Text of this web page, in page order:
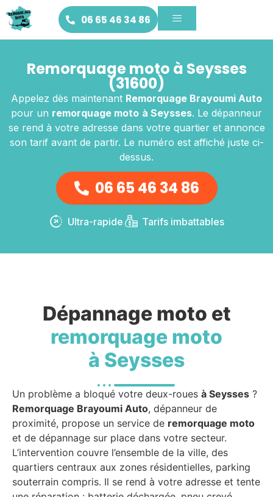
06 65 46 34 86
Remorquage moto à Seysses
(31600)
Appelez dès maintenant Remorquage Brayoumi Auto
pour un remorquage moto à Seysses. Le dépanneur
se rend à votre adresse dans votre quartier et annonce
son tarif avant de partir. Le numéro est affiché juste ci-
dessus.
06 65 46 34 86
Ultra-rapide Tarifs imbattables
Dépannage moto et
remorquage moto
à Seysses
Un problème a bloqué votre deux-roues à Seysses ?
Remorquage Brayoumi Auto, dépanneur de
proximité, propose un service de remorquage moto
et de dépannage sur place dans votre secteur.
L’intervention couvre l’ensemble de la ville, des
quartiers centraux aux zones résidentielles, parking
souterrain compris. Il se rend à votre adresse et tente